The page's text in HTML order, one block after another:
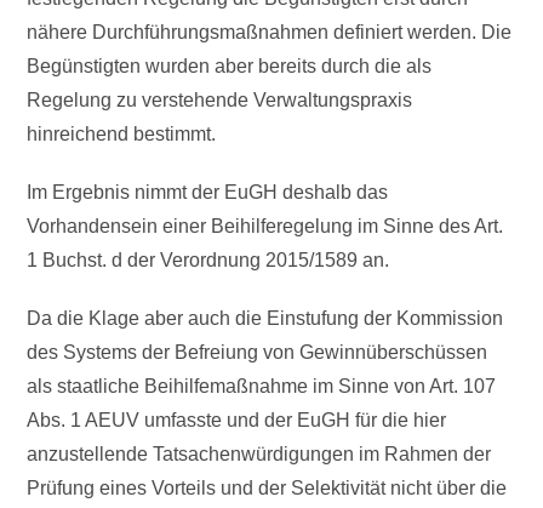
nähere Durchführungsmaßnahmen definiert werden. Die
Begünstigten wurden aber bereits durch die als
Regelung zu verstehende Verwaltungspraxis
hinreichend bestimmt.
Im Ergebnis nimmt der EuGH deshalb das
Vorhandensein einer Beihilferegelung im Sinne des Art.
1 Buchst. d der Verordnung 2015/1589 an.
Da die Klage aber auch die Einstufung der Kommission
des Systems der Befreiung von Gewinnüberschüssen
als staatliche Beihilfemaßnahme im Sinne von Art. 107
Abs. 1 AEUV umfasste und der EuGH für die hier
anzustellende Tatsachenwürdigungen im Rahmen der
Prüfung eines Vorteils und der Selektivität nicht über die